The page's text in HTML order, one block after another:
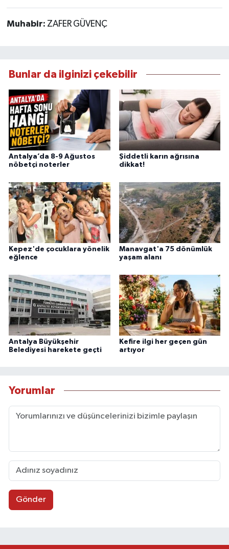
Muhabir: ZAFER GÜVENÇ
Bunlar da ilginizi çekebilir
Antalya’da 8-9 Ağustos
nöbetçi noterler
Şiddetli karın ağrısına
dikkat!
Kepez'de çocuklara yönelik
eğlence
Manavgat'a 75 dönümlük
yaşam alanı
Antalya Büyükşehir
Belediyesi harekete geçti
Kefire ilgi her geçen gün
artıyor
Yorumlar
Gönder